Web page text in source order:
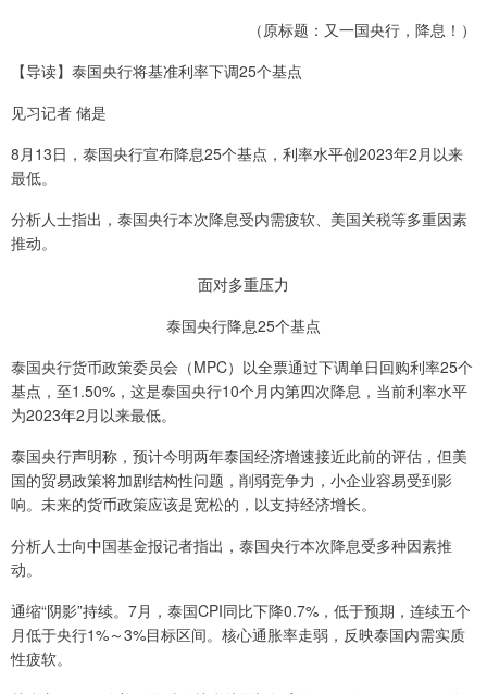
（原标题：又一国央行，降息！）
【导读】泰国央行将基准利率下调25个基点
见习记者 储是
8月13日，泰国央行宣布降息25个基点，利率水平创2023年2月以来
最低。
分析人士指出，泰国央行本次降息受内需疲软、美国关税等多重因素
推动。
面对多重压力
泰国央行降息25个基点
泰国央行货币政策委员会（MPC）以全票通过下调单日回购利率25个
基点，至1.50%，这是泰国央行10个月内第四次降息，当前利率水平
为2023年2月以来最低。
泰国央行声明称，预计今明两年泰国经济增速接近此前的评估，但美
国的贸易政策将加剧结构性问题，削弱竞争力，小企业容易受到影
响。未来的货币政策应该是宽松的，以支持经济增长。
分析人士向中国基金报记者指出，泰国央行本次降息受多种因素推
动。
通缩“阴影”持续。7月，泰国CPI同比下降0.7%，低于预期，连续五个
月低于央行1%～3%目标区间。核心通胀率走弱，反映泰国内需实质
性疲软。